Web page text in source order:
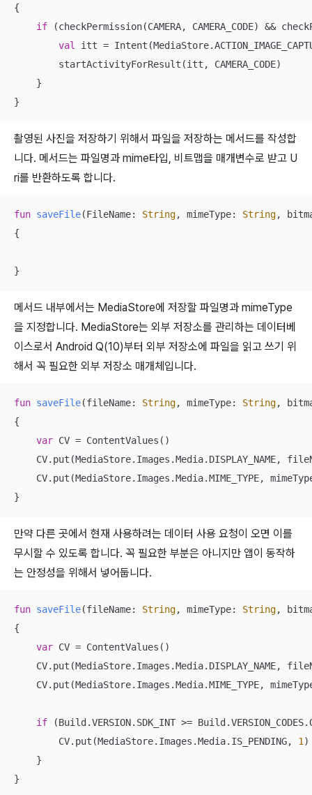
{
if (checkPermission(CAMERA, CAMERA_CODE) &&
val
itt =
        startActivityForResult(itt, CAMERA_CODE)
    }
}
촬영된 사진을 저장하기 위해서 파일을 저장하는 메서드를 작성합
니다. 메서드는 파일명과 mime타입, 비트맵을 매개변수로 받고 U
ri를 반환하도록 합니다.
fun saveFile(FileName: String, mimeType: String,
{
}
메서드 내부에서는 MediaStore에 저장할 파일명과 mimeType
을 지정합니다. MediaStore는 외부 저장소를 관리하는 데이터베
이스로서 Android Q(10)부터 외부 저장소에 파일을 읽고 쓰기 위
해서 꼭 필요한 외부 저장소 매개체입니다.
fun saveFile(fileName: String, mimeType: String,
{
var CV = ContentValues()
CV.put(MediaStore.Images.Media.DISPLAY_NAME,
CV.put(MediaStore.Images.Media.MIME_TYPE,
}
만약 다른 곳에서 현재 사용하려는 데이터 사용 요청이 오면 이를
무시할 수 있도록 합니다. 꼭 필요한 부분은 아니지만 앱이 동작하
는 안정성을 위해서 넣어둡니다.
fun saveFile(fileName: String, mimeType: String,
{
var CV = ContentValues()
CV.put(MediaStore.Images.Media.DISPLAY_NAME,
CV.put(MediaStore.Images.Media.MIME_TYPE,
if (Build.VERSION.SDK_INT >=
        CV.put(MediaStore.Images.Media.IS_PENDING,
1 )
    }
}